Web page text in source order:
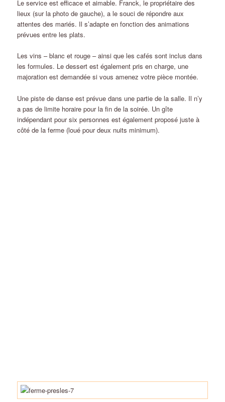
Le service est efficace et aimable. Franck, le propriétaire des
lieux (sur la photo de gauche), a le souci de répondre aux
attentes des mariés. Il s’adapte en fonction des animations
prévues entre les plats.
Les vins – blanc et rouge – ainsi que les cafés sont inclus dans
les formules. Le dessert est également pris en charge, une
majoration est demandée si vous amenez votre pièce montée.
Une piste de danse est prévue dans une partie de la salle. Il n’y
a pas de limite horaire pour la fin de la soirée. Un gîte
indépendant pour six personnes est également proposé juste à
côté de la ferme (loué pour deux nuits minimum).